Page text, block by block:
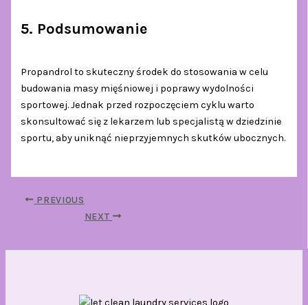
5. Podsumowanie
Propandrol to skuteczny środek do stosowania w celu
budowania masy mięśniowej i poprawy wydolności
sportowej. Jednak przed rozpoczęciem cyklu warto
skonsultować się z lekarzem lub specjalistą w dziedzinie
sportu, aby uniknąć nieprzyjemnych skutków ubocznych.
PREVIOUS
NEXT